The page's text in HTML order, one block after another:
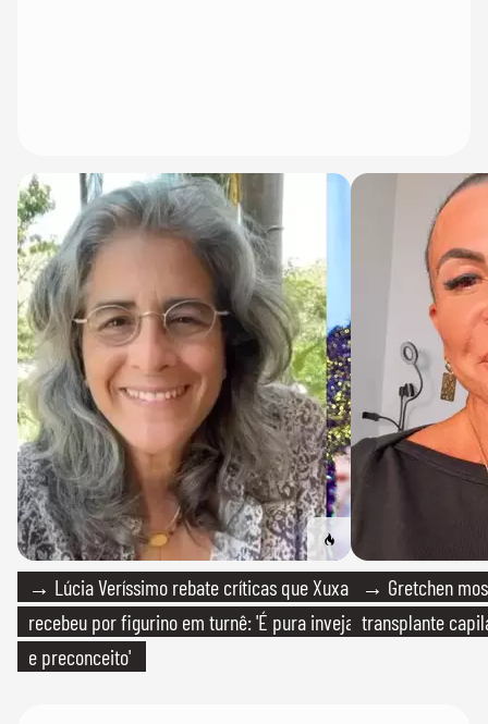
→ Lúcia Veríssimo rebate críticas que Xuxa
recebeu por figurino em turnê: 'É pura inveja
e preconceito'
→ Gretchen
transplante